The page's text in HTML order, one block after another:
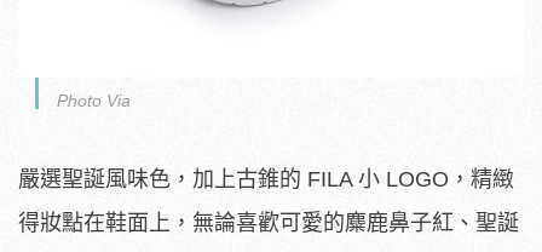
Photo Via
嚴選聖誕風味色，加上古錐的 FILA 小 LOGO，精緻
得妝點在鞋面上，無論喜歡可愛的麋鹿鼻子紅、聖誕